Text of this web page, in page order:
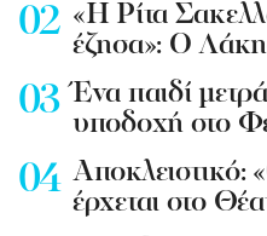
«Η Ρίτα
έζησα»: Ο
Ένα παιδί
υποδοχή στο
Aποκλειστικό:
έρχεται στο